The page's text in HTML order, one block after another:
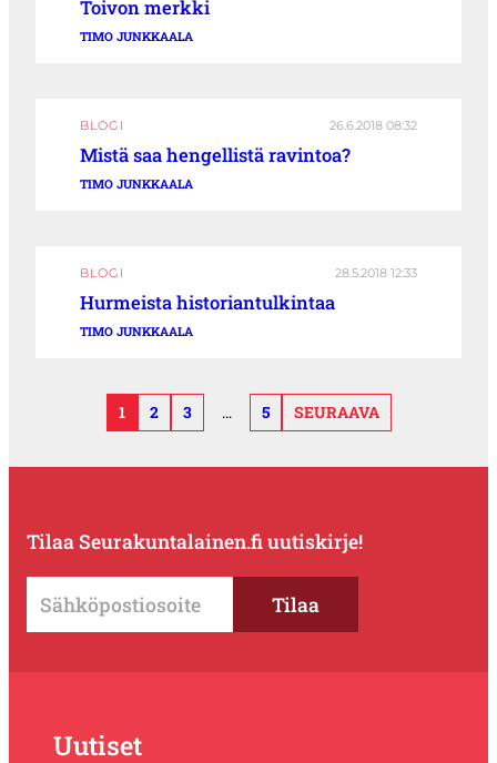
Toivon merkki
TIMO JUNKKAALA
BLOGI 26.6.2018 08:32
Mistä saa hengellistä ravintoa?
TIMO JUNKKAALA
BLOGI 28.5.2018 12:33
Hurmeista historiantulkintaa
TIMO JUNKKAALA
1 2 3 … 5 SEURAAVA
Tilaa Seurakuntalainen.fi uutiskirje!
Uutiset